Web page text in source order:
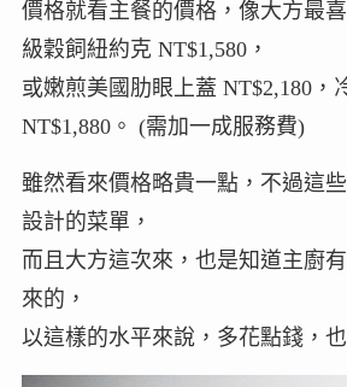
價格就看主餐的價格，像大方最
級穀飼紐約克 NT$1,580，
或嫩煎美國肋眼上蓋 NT$2,180，
NT$1,880。 (需加一成服務費)
雖然看來價格略貴一點，不過這
設計的菜單，
而且大方這次來，也是知道主廚
來的，
以這樣的水平來說，多花點錢，